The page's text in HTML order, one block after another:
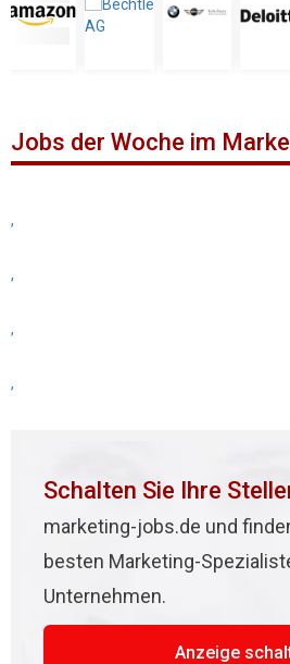
Jobs der Woche im
,
,
,
,
Schalten Sie Ihre
marketing-jobs.de und
besten Marketing-
Unternehmen.
Anzeige